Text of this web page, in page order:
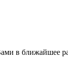
в ближайшее